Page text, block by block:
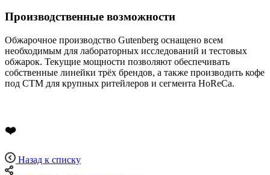
Производственные возможности
Обжарочное производство Gutenberg оснащено всем
необходимым для лабораторных исследований и тестовых
обжарок. Текущие мощности позволяют обеспечивать
собственные линейки трёх брендов, а также производить кофе
под СТМ для крупных ритейлеров и сегмента HoReCa.
❤️
Назад к списку